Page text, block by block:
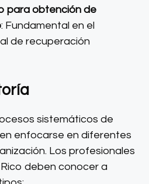
para obtención de
: Fundamental en el
de recuperación
sistemáticos de
enfocarse en diferentes
Los profesionales
deben conocer a